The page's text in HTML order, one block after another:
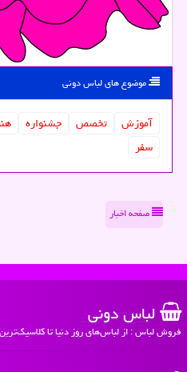
موضوع های لباس دونی
آموزش تخصص جشنواره
سفر
صفحه اخبار
لباس دونی
فروش لباس : از لباس‌های روز دنیا تا